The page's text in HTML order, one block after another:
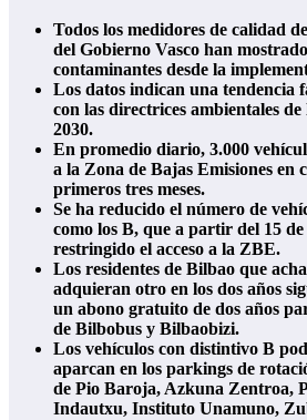
Todos los medidores de calidad
del Gobierno Vasco han
contaminantes desde la
Los datos indican una tendencia
con las directrices ambientales
2030.
En promedio diario, 3.000
a la Zona de Bajas Emisiones en
primeros tres meses.
Se ha reducido el número de
como los B, que a partir del 15
restringido el acceso a la ZBE.
Los residentes de Bilbao que
adquieran otro en los dos años
un abono gratuito de dos años
de Bilbobus y Bilbaobizi.
Los vehículos con distintivo B
aparcan en los parkings de
de Pio Baroja, Azkuna Zentroa,
Indautxu, Instituto Unamuno,